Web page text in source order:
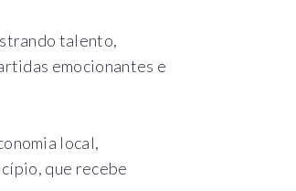
talento,
emocionantes e
local,
que recebe